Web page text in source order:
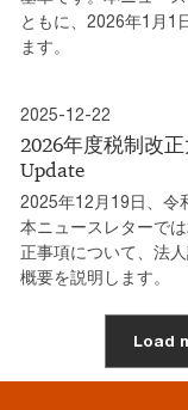
ともに、2026年1月1
ます。
2025-12-22
2026年度税制改
Update
2025年12月19日、令
本ニュースレターで
正事項について、法
概要を説明します。
Load